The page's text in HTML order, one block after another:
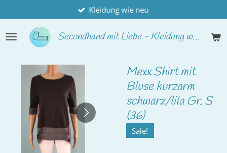
Hauptinhalt
springen
Secondhandmit Liebe - Kleidung wie neu
Kleidung wie neu
Mexx Shirt mit
Bluse kurzarm
schwarz/lila Gr. S
(36)
Sale!